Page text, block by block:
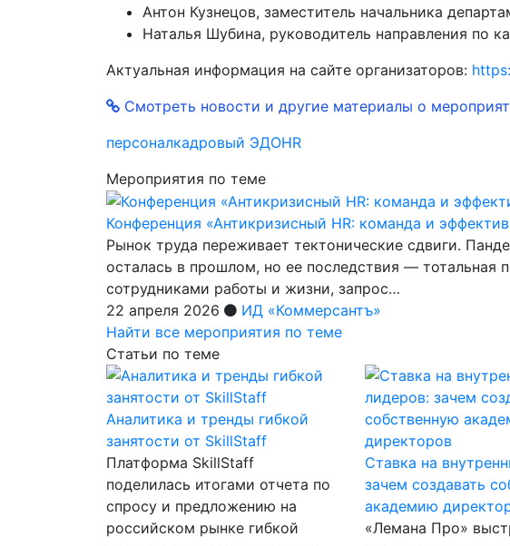
Антон Кузнецов, заместитель начальника
Наталья Шубина, руководитель направления по
Актуальная информация на сайте организаторов:
Смотреть новости и другие материалы о
персоналкадровый ЭДОHR
Мероприятия по теме
Конференция «Антикризисный HR: команда и
Рынок труда переживает тектонические сдвиги.
осталась в прошлом, но ее последствия — тотальная
сотрудниками работы и жизни, запрос…
22 апреля 2026
ИД «Коммерсантъ»
Найти все мероприятия по теме
Статьи по теме
Аналитика и тренды гибкой
занятости от SkillStaff
Платформа SkillStaff
поделилась итогами отчета по
спросу и предложению на
российском рынке гибкой
Ставка на
зачем создавать
академию
«Лемана Про»